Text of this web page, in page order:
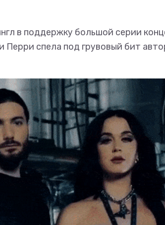
в поддержку большой серии
Перри спела под грувовый бит